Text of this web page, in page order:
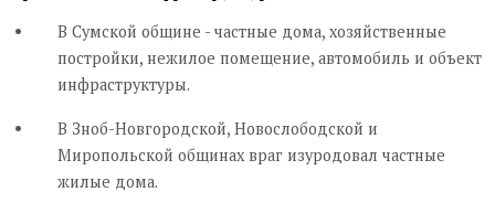
В Сумской общине - частные дома, хозяйственные
постройки, нежилое помещение, автомобиль и объект
инфраструктуры.
В Зноб-Новгородской, Новослободской и
Миропольской общинах враг изуродовал частные
жилые дома.